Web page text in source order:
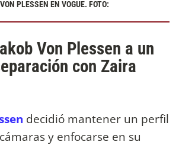
PLESSEN EN VOGUE. FOTO:
Von Plessen a un
con Zaira
decidió mantener un perfil
y enfocarse en su